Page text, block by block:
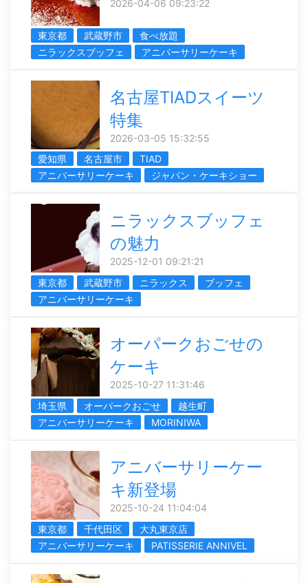
2026-04-06 09:23:22
東京都 武蔵野市
食べ放題
ニラックスブッフェ
アニバーサリーケーキ
名古屋TIADスイーツ
特集
2026-03-05 15:32:55
愛知県
名古屋市
TIAD
アニバーサリーケーキ
ジャパン・ケーキショー
ニラックスブッフェ
の魅力
2025-12-01 09:21:21
東京都
武蔵野市 ニラックス
ブッフェ
アニバーサリーケーキ
オーパークおごせの
ケーキ
2025-10-27 11:31:46
埼玉県
オーパークおごせ
越生町
アニバーサリーケーキ
MORINIWA
アニバーサリーケー
キ新登場
2025-10-24 11:04:04
東京都
千代田区
大丸東京店
アニバーサリーケーキ
PATISSERIE ANNIVEL